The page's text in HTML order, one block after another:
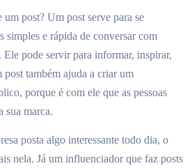
post? Um post serve para se
simples e rápida de conversar com
Ele pode servir para informar, inspirar,
também ajuda a criar um
porque é com ele que as pessoas
sua marca.
posta algo interessante todo dia, o
nela. Já um influenciador que faz posts